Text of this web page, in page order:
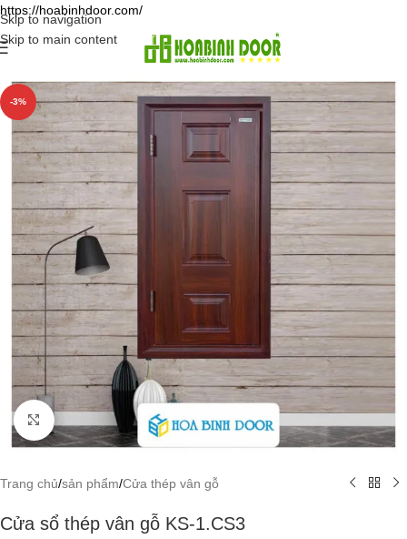
https://hoabinhdoor.com/
Skip to navigation
Skip to main content
-3%
Click to enlarge
Trang chủ/sản phẩm/Cửa thép vân gỗ
Cửa sổ thép vân gỗ KS-1.CS3